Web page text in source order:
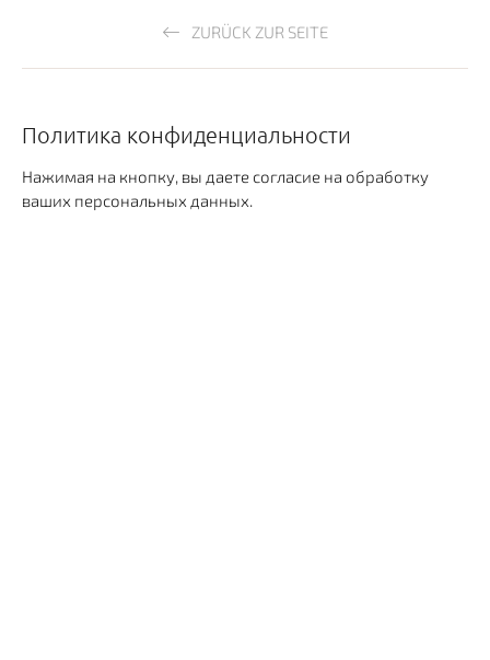
ZURÜCK ZUR SEITE
Политика конфиденциальности
Нажимая на кнопку, вы даете согласие на обработку
ваших персональных данных.